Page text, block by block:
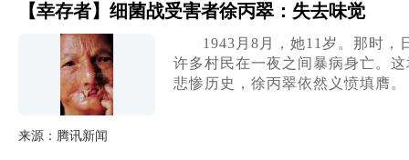
【幸存者】细菌战受害者徐丙翠：失去味觉
1943月8月，她11岁。那时
许多村民在一夜之间暴病身亡。
悲惨历史，徐丙翠依然义愤填膺
来源：腾讯新闻